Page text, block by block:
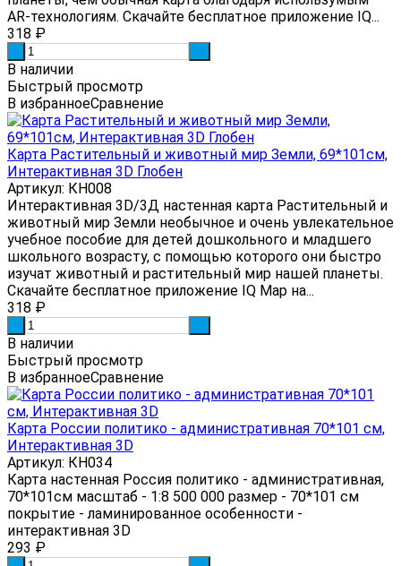
AR-технологиям. Скачайте бесплатное приложение IQ...
318 ₽
В наличии
Быстрый просмотр
В избранноеСравнение
Карта Растительный и животный мир Земли, 69*101см,
Интерактивная 3D Глобен
Артикул: КН008
Интерактивная 3D/3Д настенная карта Растительный и
животный мир Земли необычное и очень увлекательное
учебное пособие для детей дошкольного и младшего
школьного возрасту, с помощью которого они быстро
изучат животный и растительный мир нашей планеты.
Скачайте бесплатное приложение IQ Map на...
318 ₽
В наличии
Быстрый просмотр
В избранноеСравнение
Карта России политико - административная 70*101 см,
Интерактивная 3D
Артикул: КН034
Карта настенная Россия политико - административная,
70*101см масштаб - 1:8 500 000 размер - 70*101 см
покрытие - ламинированное особенности -
интерактивная 3D
293 ₽